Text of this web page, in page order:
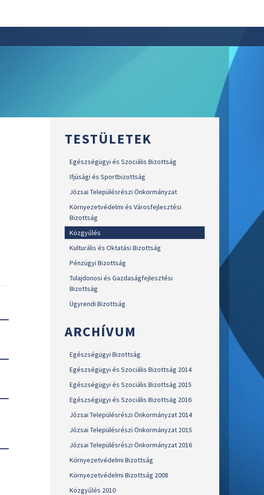
TESTÜLETEK
Egészségügyi és Szociális Bizottság
Ifjúsági és Sportbizottság
Józsai Településrészi Önkormányzat
Környezetvédelmi és Városfejlesztési
Bizottság
Közgyűlés
Kulturális és Oktatási Bizottság
Pénzügyi Bizottság
Tulajdonosi és Gazdaságfejlesztési
Bizottság
Ügyrendi Bizottság
ARCHÍVUM
Egészségügyi Bizottság
Egészségügyi és Szociális Bizottság 2014
Egészségügyi és Szociális Bizottság 2015
Egészségügyi és Szociális Bizottság 2016
Józsai Településrészi Önkormányzat 2014
Józsai Településrészi Önkormányzat 2015
Józsai Településrészi Önkormányzat 2016
Környezetvédelmi Bizottság
Környezetvédelmi Bizottság 2008
Közgyűlés 2010